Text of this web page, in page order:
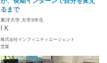
るまで
東洋大学 大学3年生
I.K
株式会社インフィニティエージェント
営業